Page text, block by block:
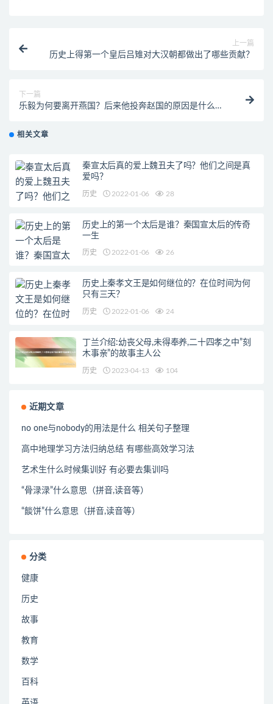
上一篇
历史上得第一个皇后吕雉对大汉朝都做出了哪些贡献？
下一篇
乐毅为何要离开燕国？后来他投奔赵国的原因是什么
相关文章
秦宣太后真的爱上魏丑夫了吗？他们之间是真
爱吗？
历史 2022-01-06 28
历史上的第一个太后是谁？秦国宣太后的传奇
一生
历史 2022-01-06 26
历史上秦孝文王是如何继位的？在位时间为何
只有三天？
历史 2022-01-06 24
丁兰介绍:幼丧父母,未得奉养,二十四孝之中”刻
木事亲”的故事主人公
历史 2023-04-13 104
近期文章
no one与nobody的用法是什么 相关句子整理
高中地理学习方法归纳总结 有哪些高效学习法
艺术生什么时候集训好 有必要去集训吗
“骨渌渌”什么意思（拼音,读音等）
“餤饼”什么意思（拼音,读音等）
分类
健康
历史
故事
教育
数学
百科